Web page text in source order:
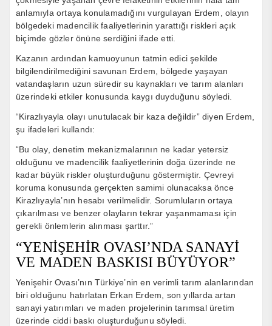
anlamıyla ortaya konulamadığını vurgulayan Erdem, olayın
bölgedeki madencilik faaliyetlerinin yarattığı riskleri açık
biçimde gözler önüne serdiğini ifade etti.
Kazanın ardından kamuoyunun tatmin edici şekilde
bilgilendirilmediğini savunan Erdem, bölgede yaşayan
vatandaşların uzun süredir su kaynakları ve tarım alanları
üzerindeki etkiler konusunda kaygı duyduğunu söyledi.
“Kirazlıyayla olayı unutulacak bir kaza değildir” diyen Erdem,
şu ifadeleri kullandı:
“Bu olay, denetim mekanizmalarının ne kadar yetersiz
olduğunu ve madencilik faaliyetlerinin doğa üzerinde ne
kadar büyük riskler oluşturduğunu göstermiştir. Çevreyi
koruma konusunda gerçekten samimi olunacaksa önce
Kirazlıyayla’nın hesabı verilmelidir. Sorumluların ortaya
çıkarılması ve benzer olayların tekrar yaşanmaması için
gerekli önlemlerin alınması şarttır.”
“YENİŞEHİR OVASI’NDA SANAYİ
VE MADEN BASKISI BÜYÜYOR”
Yenişehir Ovası’nın Türkiye’nin en verimli tarım alanlarından
biri olduğunu hatırlatan Erkan Erdem, son yıllarda artan
sanayi yatırımları ve maden projelerinin tarımsal üretim
üzerinde ciddi baskı oluşturduğunu söyledi.